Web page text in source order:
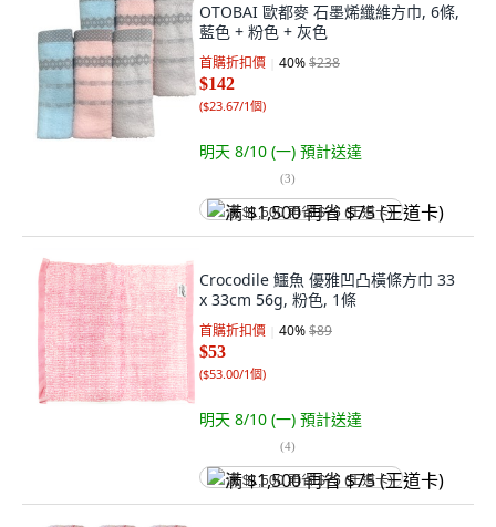
OTOBAI 歐都麥 石墨烯纖維方巾, 6條,
藍色 + 粉色 + 灰色
首購折扣價 40%$238
$142
($23.67/1個)
明天 8/10 (一) 預計送達
(3)
满 $1,500 再省 $75 (王道卡)
Crocodile 鱷魚 優雅凹凸橫條方巾 33
x 33cm 56g, 粉色, 1條
首購折扣價 40%$89
$53
($53.00/1個)
明天 8/10 (一) 預計送達
(4)
满 $1,500 再省 $75 (王道卡)